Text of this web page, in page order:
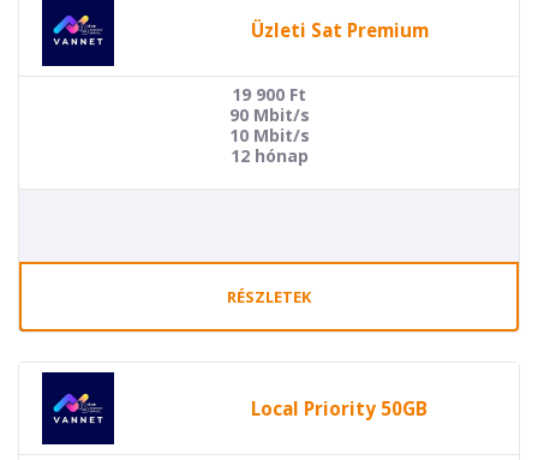
Üzleti Sat Premium
19 900 Ft
90 Mbit/s
10 Mbit/s
12 hónap
RÉSZLETEK
Local Priority 50GB